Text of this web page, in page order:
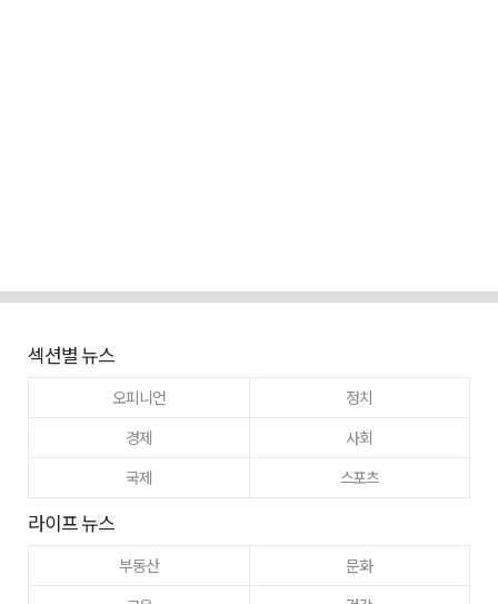
섹션별 뉴스
오피니언
정치
경제
사회
국제
스포츠
라이프 뉴스
부동산
문화